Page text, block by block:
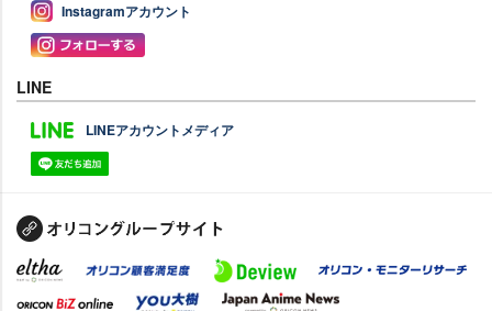
Instagramアカウント
LINE
LINEアカウントメディア